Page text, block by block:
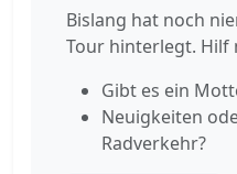
Bislang hat noch
Tour hinterlegt. Hilf
Gibt es ein
Neuigkeiten
Radverkehr?